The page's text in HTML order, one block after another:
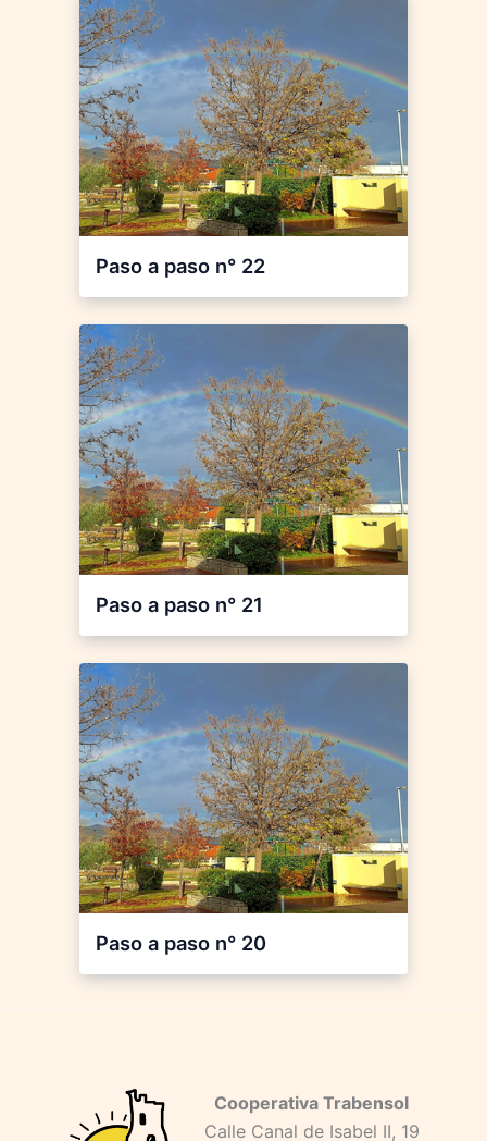
Paso a paso n° 22
Paso a paso n° 21
Paso a paso n° 20
Cooperativa Trabensol
Calle Canal de Isabel II, 19